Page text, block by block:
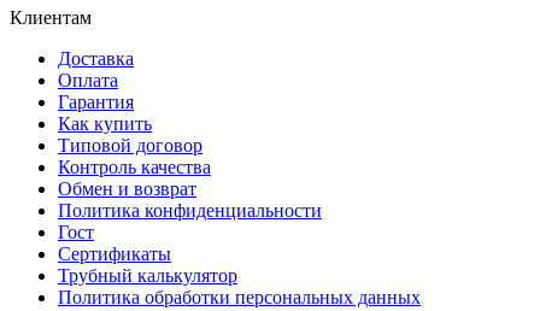
Клиентам
Доставка
Оплата
Гарантия
Как купить
Типовой договор
Контроль качества
Обмен и возврат
Политика конфиденциальности
Гост
Сертификаты
Трубный калькулятор
Политика обработки персональных данных